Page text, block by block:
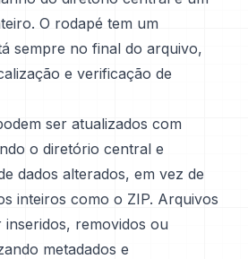
O rodapé tem um
sempre no final do arquivo,
e verificação de
ser atualizados com
o diretório central e
dados alterados, em vez de
inteiros como o ZIP. Arquivos
inseridos, removidos ou
metadados e